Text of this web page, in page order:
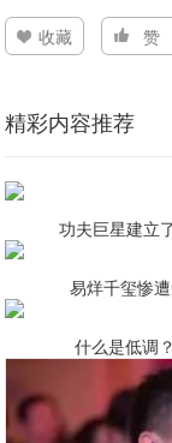
收藏 赞
精彩内容推荐
功夫巨星建立
易烊千玺惨
什么是低调